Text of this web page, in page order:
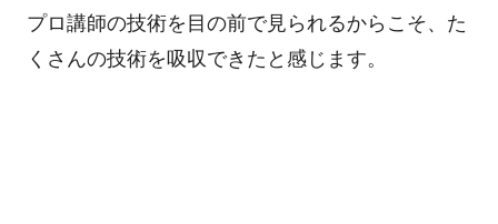
プロ講師の技術を目の前で見られるからこそ、た
くさんの技術を吸収できたと感じます。